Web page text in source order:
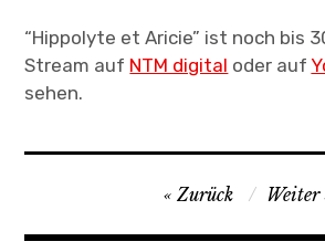
“Hippolyte et Aricie” ist noch bis
Stream auf NTM digital oder auf
sehen.
Beitragsnavigation
Zurück Weiter